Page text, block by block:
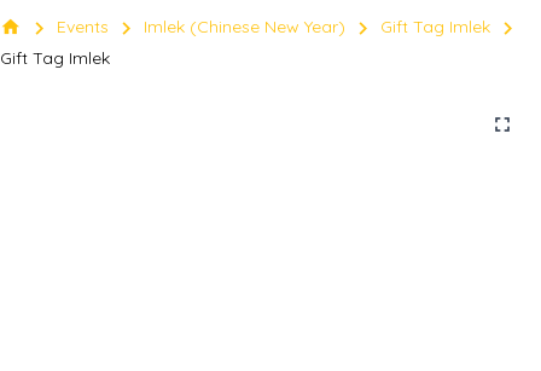
home chevron_right Events chevron_right Imlek (Chinese New Year) chevron_right Gift Tag Imlek chevron_right
Gift Tag Imlek
fullscreen